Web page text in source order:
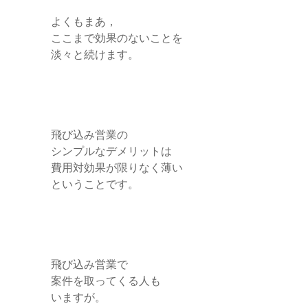
よくもまあ，
ここまで効果のないことを
淡々と続けます。
飛び込み営業の
シンプルなデメリットは
費用対効果が限りなく薄い
ということです。
飛び込み営業で
案件を取ってくる人も
いますが。